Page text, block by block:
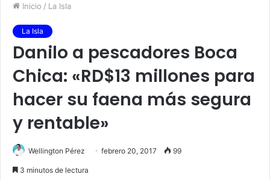
Inicio / La Isla
La Isla
Danilo a pescadores Boca
Chica: «RD$13 millones para
hacer su faena más segura
y rentable»
Wellington Pérez febrero 20, 2017 99
3 minutos de lectura